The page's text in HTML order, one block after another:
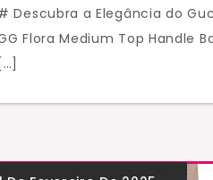
Descubra a Elegância do
Flora Medium Top Handle
[…]